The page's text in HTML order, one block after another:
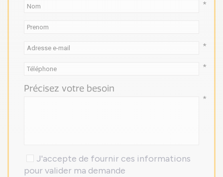
*
*
*
Précisez votre besoin
*
J'accepte de fournir ces informations
pour valider ma demande